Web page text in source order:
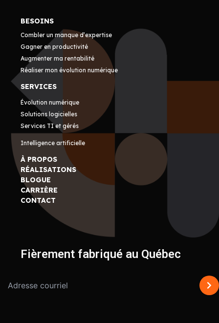
BESOINS
Combler un manque d’expertise
Gagner en productivité
Augmenter ma rentabilité
Réaliser mon évolution numérique
SERVICES
Évolution numérique
Solutions logicielles
Services TI et gérés
Intelligence artificielle
À PROPOS
RÉALISATIONS
BLOGUE
CARRIÈRE
CONTACT
Fièrement fabriqué au Québec